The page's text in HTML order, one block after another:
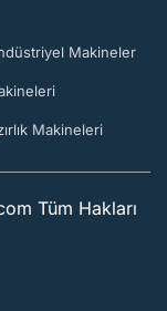
Makineler
Makineleri
Tüm Hakları